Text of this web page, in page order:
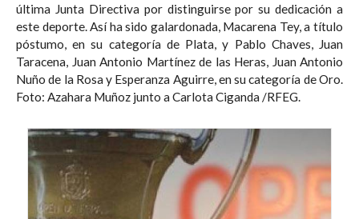
última Junta Directiva por distinguirse por su dedicación a
este deporte. Así ha sido galardonada, Macarena Tey, a título
póstumo, en su categoría de Plata, y Pablo Chaves, Juan
Taracena, Juan Antonio Martínez de las Heras, Juan Antonio
Nuño de la Rosa y Esperanza Aguirre, en su categoría de Oro.
Foto: Azahara Muñoz junto a Carlota Ciganda /RFEG.